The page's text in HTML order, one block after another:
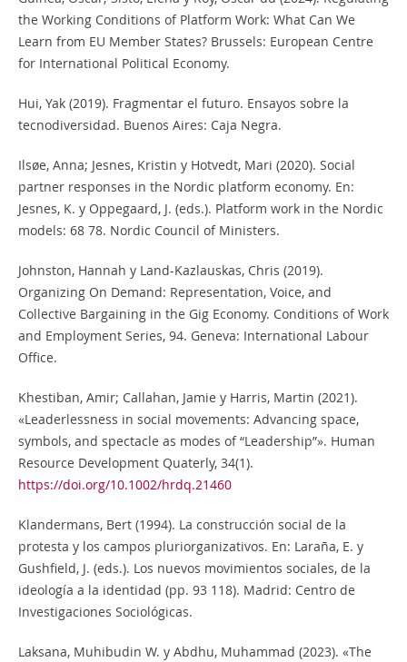
the Working Conditions of Platform Work: What Can We
Learn from EU Member States? Brussels: European Centre
for International Political Economy.
Hui, Yak (2019). Fragmentar el futuro. Ensayos sobre la
tecnodiversidad. Buenos Aires: Caja Negra.
Ilsøe, Anna; Jesnes, Kristin y Hotvedt, Mari (2020). Social
partner responses in the Nordic platform economy. En:
Jesnes, K. y Oppegaard, J. (eds.). Platform work in the Nordic
models: 68 78. Nordic Council of Ministers.
Johnston, Hannah y Land-Kazlauskas, Chris (2019).
Organizing On Demand: Representation, Voice, and
Collective Bargaining in the Gig Economy. Conditions of Work
and Employment Series, 94. Geneva: International Labour
Office.
Khestiban, Amir; Callahan, Jamie y Harris, Martin (2021).
«Leaderlessness in social movements: Advancing space,
symbols, and spectacle as modes of “Leadership”». Human
Resource Development Quaterly, 34(1).
https://doi.org/10.1002/hrdq.21460
Klandermans, Bert (1994). La construcción social de la
protesta y los campos pluriorganizativos. En: Laraña, E. y
Gushfield, J. (eds.). Los nuevos movimientos sociales, de la
ideología a la identidad (pp. 93 118). Madrid: Centro de
Investigaciones Sociológicas.
Laksana, Muhibudin W. y Abdhu, Muhammad (2023). «The